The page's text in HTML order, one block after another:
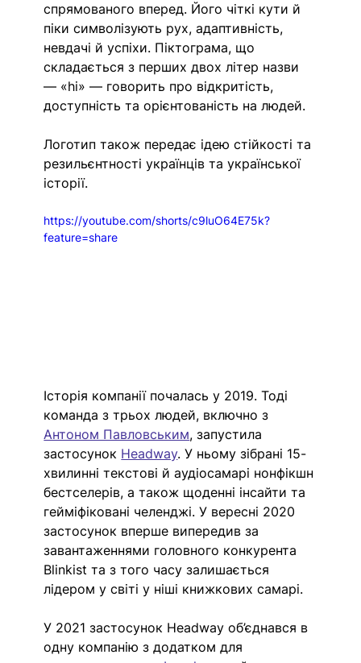
спрямованого вперед. Його чіткі кути й
піки символізують рух, адаптивність,
невдачі й успіхи. Піктограма, що
складається з перших двох літер назви
— «hi» — говорить про відкритість,
доступність та орієнтованість на людей.
Логотип також передає ідею стійкості та
резильєнтності українців та української
історії.
https://youtube.com/shorts/c9luO64E75k?
feature=share
Історія компанії почалась у 2019. Тоді
команда з трьох людей, включно з
Антоном Павловським, запустила
застосунок Headway. У ньому зібрані 15-
хвилинні текстові й аудіосамарі нонфікшн
бестселерів, а також щоденні інсайти та
гейміфіковані челенджі. У вересні 2020
застосунок вперше випередив за
завантаженнями головного конкурента
Blinkist та з того часу залишається
лідером у світі у ніші книжкових самарі.
У 2021 застосунок Headway об’єднався в
одну компанію з додатком для